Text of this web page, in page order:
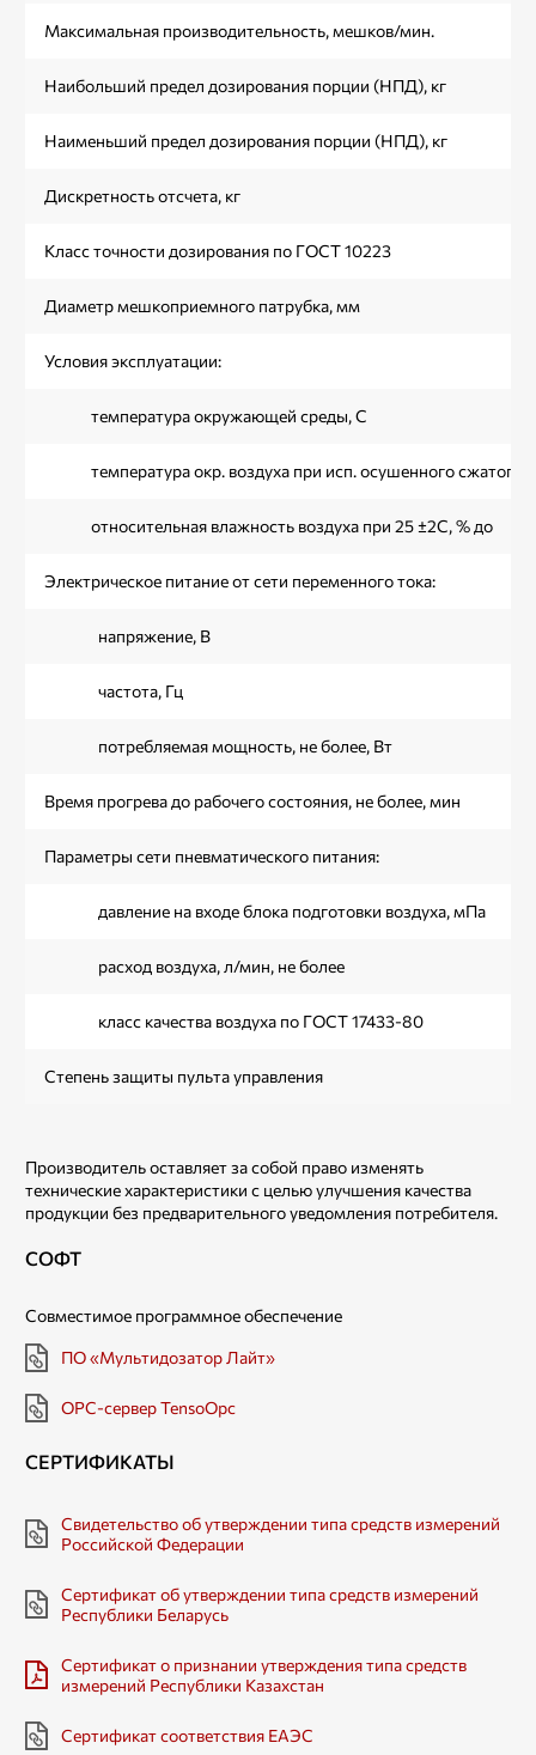
Максимальная производительность, мешков/мин.
Наибольший предел дозирования порции (НПД), кг
Наименьший предел дозирования порции (НПД), кг
Дискретность отсчета, кг
Класс точности дозирования по ГОСТ 10223
Диаметр мешкоприемного патрубка, мм
Условия эксплуатации:
температура окружающей среды, С
температура окр. воздуха при исп. осушенного сжатого
относительная влажность воздуха при 25 ±2С, % до
Электрическое питание от сети переменного тока:
напряжение, В
частота, Гц
потребляемая мощность, не более, Вт
Время прогрева до рабочего состояния, не более, мин
Параметры сети пневматического питания:
давление на входе блока подготовки воздуха, мПа
расход воздуха, л/мин, не более
класс качества воздуха по ГОСТ 17433-80
Степень защиты пульта управления
Производитель оставляет за собой право изменять
технические характеристики с целью улучшения качества
продукции без предварительного уведомления потребителя.
СОФТ
Совместимое программное обеспечение
ПО «Мультидозатор Лайт»
OPC-сервер TensoOpc
СЕРТИФИКАТЫ
Свидетельство об утверждении типа средств измерений
Российской Федерации
Сертификат об утверждении типа средств измерений
Республики Беларусь
Сертификат о признании утверждения типа средств
измерений Республики Казахстан
Сертификат соответствия ЕАЭС